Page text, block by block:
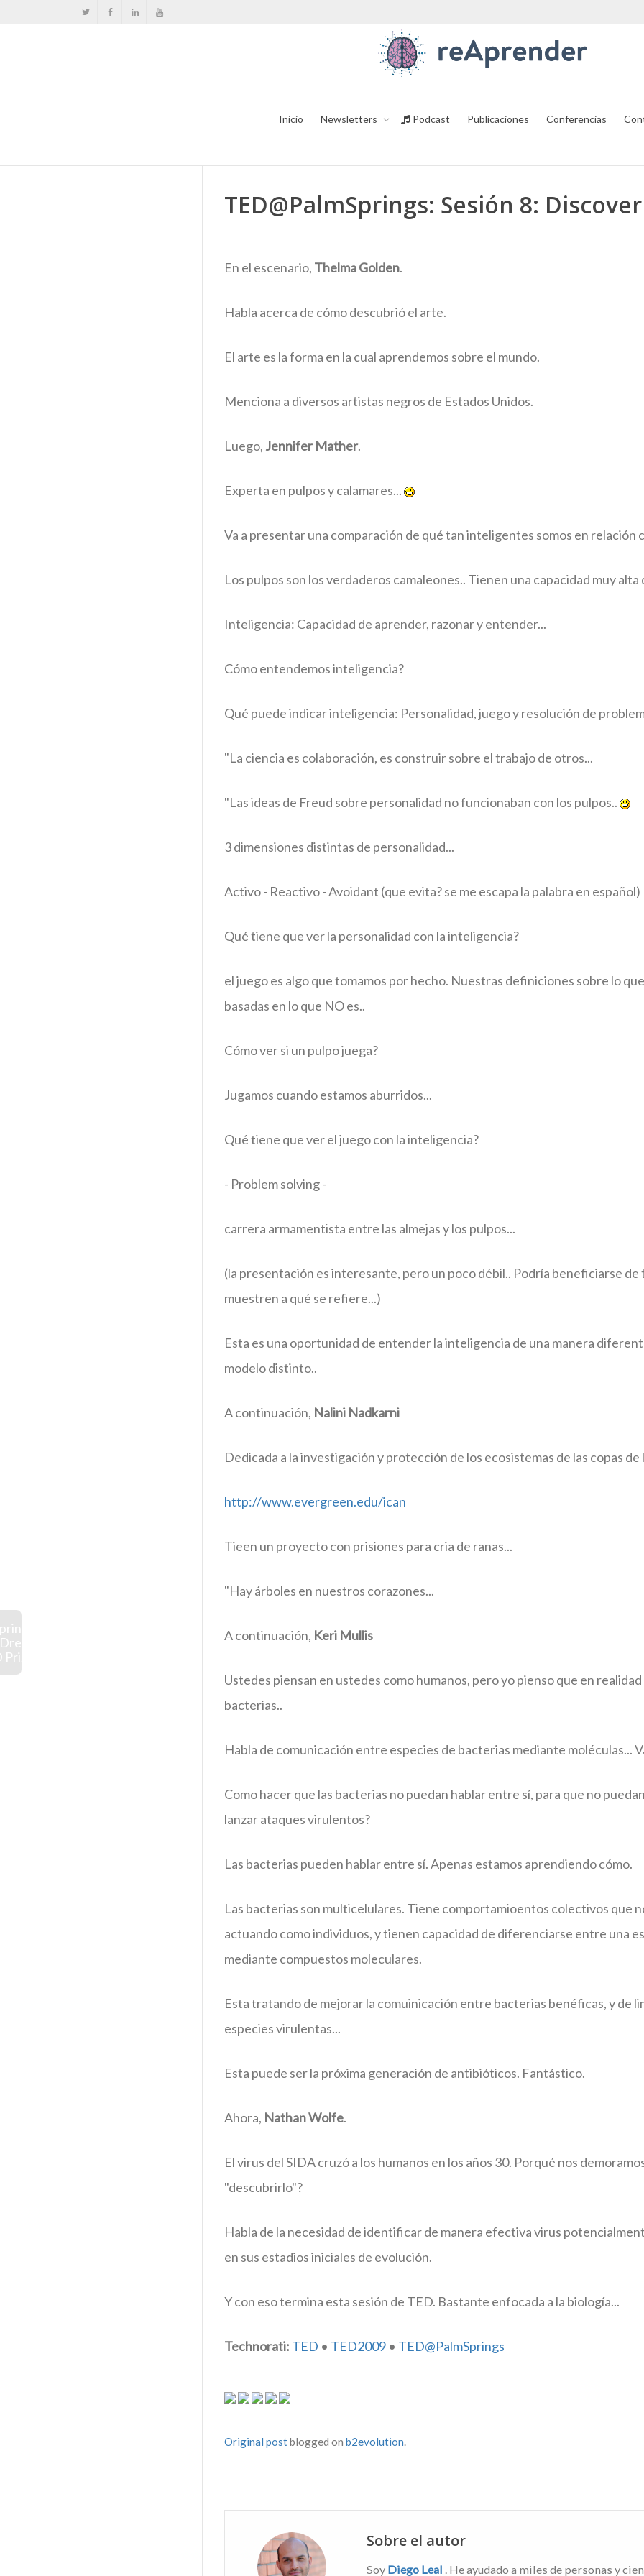
Inicio Newsletters Podcast Publicaciones Conferencias
TED@PalmSprings: Sesión 8: Discover
En el escenario, Thelma Golden.
Habla acerca de cómo descubrió el arte.
El arte es la forma en la cual aprendemos sobre el mundo.
Menciona a diversos artistas negros de Estados Unidos.
Luego, Jennifer Mather.
Experta en pulpos y calamares...
Va a presentar una comparación de qué tan inteligentes somos en relación
Los pulpos son los verdaderos camaleones.. Tienen una capacidad muy alta
Inteligencia: Capacidad de aprender, razonar y entender...
Cómo entendemos inteligencia?
Qué puede indicar inteligencia: Personalidad, juego y resolución de
"La ciencia es colaboración, es construir sobre el trabajo de otros...
"Las ideas de Freud sobre personalidad no funcionaban con los pulpos..
3 dimensiones distintas de personalidad...
Activo - Reactivo - Avoidant (que evita? se me escapa la palabra en español)
Qué tiene que ver la personalidad con la inteligencia?
el juego es algo que tomamos por hecho. Nuestras definiciones sobre lo
basadas en lo que NO es..
Cómo ver si un pulpo juega?
Jugamos cuando estamos aburridos...
Qué tiene que ver el juego con la inteligencia?
- Problem solving -
carrera armamentista entre las almejas y los pulpos...
(la presentación es interesante, pero un poco débil.. Podría beneficiarse
muestren a qué se refiere...)
Esta es una oportunidad de entender la inteligencia de una manera
modelo distinto..
A continuación, Nalini Nadkarni
Dedicada a la investigación y protección de los ecosistemas de las copas de
http://www.evergreen.edu/ican
Tieen un proyecto con prisiones para cria de ranas...
"Hay árboles en nuestros corazones...
A continuación, Keri Mullis
Ustedes piensan en ustedes como humanos, pero yo pienso que en
bacterias..
Habla de comunicación entre especies de bacterias mediante moléculas...
Como hacer que las bacterias no puedan hablar entre sí, para que no
lanzar ataques virulentos?
Las bacterias pueden hablar entre sí. Apenas estamos aprendiendo cómo.
Las bacterias son multicelulares. Tiene comportamioentos colectivos que
actuando como individuos, y tienen capacidad de diferenciarse entre una
mediante compuestos moleculares.
Esta tratando de mejorar la comuinicación entre bacterias benéficas, y de
especies virulentas...
Esta puede ser la próxima generación de antibióticos. Fantástico.
Ahora, Nathan Wolfe.
El virus del SIDA cruzó a los humanos en los años 30. Porqué nos
"descubrirlo"?
Habla de la necesidad de identificar de manera efectiva virus
en sus estadios iniciales de evolución.
Y con eso termina esta sesión de TED. Bastante enfocada a la biología...
Technorati: TED • TED2009 • TED@PalmSprings
Original postblogged on b2evolution.
Sobre el autor
Soy Diego Leal . He ayudado a miles de personas y